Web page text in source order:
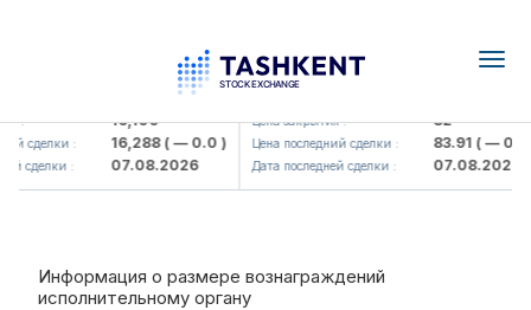
: 16,100
сделки : 16,288( — 0.0 )
сделки : 07.08.2026
KFSK (<Kafolat sug'urta
Цена закрытия : 82
Цена последний сделки : 83.91( — 0.0 )
Дата последней сделки : 07.08.2026
Информация о размере вознаграждений
исполнительному органу